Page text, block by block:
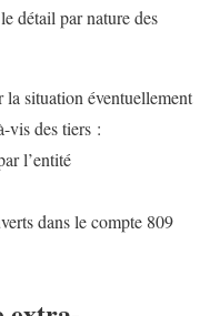
détail par nature des
situation éventuellement
vis des tiers :
l’entité
dans le compte 809